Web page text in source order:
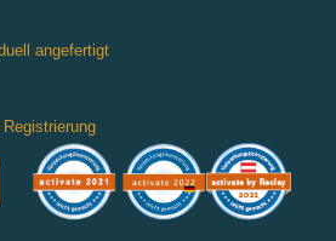
angefertigt